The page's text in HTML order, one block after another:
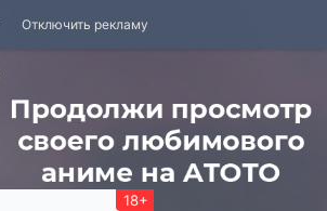
Отключить рекламу
18+